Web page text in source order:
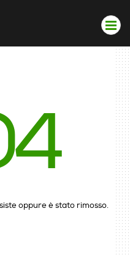
oppure è stato rimosso.